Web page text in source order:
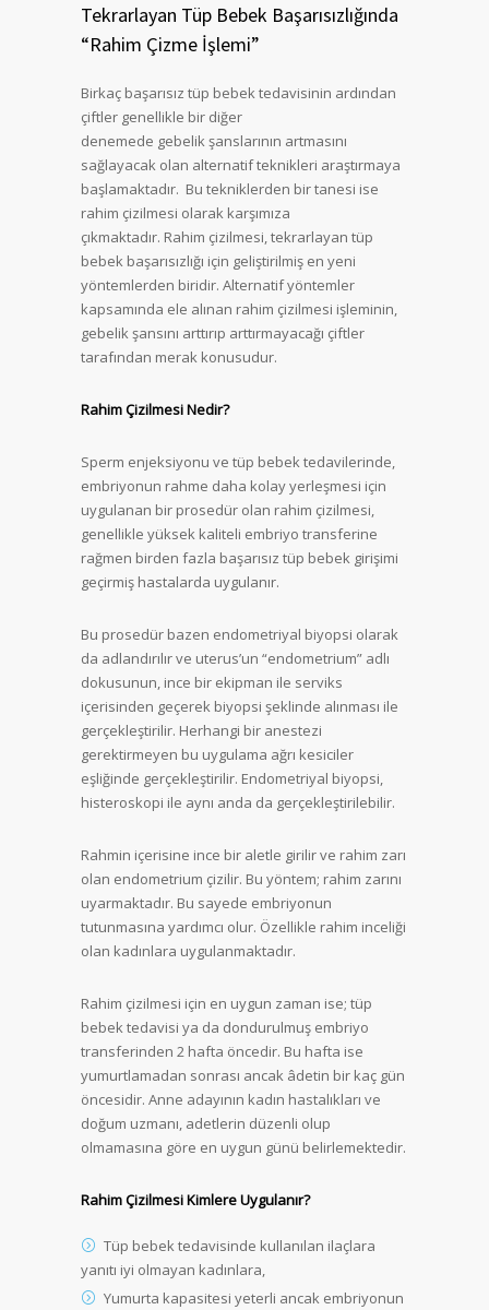
Tekrarlayan Tüp Bebek Başarısızlığında
“Rahim Çizme İşlemi”
Birkaç başarısız tüp bebek tedavisinin ardından
çiftler genellikle bir diğer
denemede gebelik şanslarının artmasını
sağlayacak olan alternatif teknikleri araştırmaya
başlamaktadır. Bu tekniklerden bir tanesi ise
rahim çizilmesi olarak karşımıza
çıkmaktadır. Rahim çizilmesi, tekrarlayan tüp
bebek başarısızlığı için geliştirilmiş en yeni
yöntemlerden biridir. Alternatif yöntemler
kapsamında ele alınan rahim çizilmesi işleminin,
gebelik şansını arttırıp arttırmayacağı çiftler
tarafından merak konusudur.
Rahim Çizilmesi Nedir?
Sperm enjeksiyonu ve tüp bebek tedavilerinde,
embriyonun rahme daha kolay yerleşmesi için
uygulanan bir prosedür olan rahim çizilmesi,
genellikle yüksek kaliteli embriyo transferine
rağmen birden fazla başarısız tüp bebek girişimi
geçirmiş hastalarda uygulanır.
Bu prosedür bazen endometriyal biyopsi olarak
da adlandırılır ve uterus’un “endometrium” adlı
dokusunun, ince bir ekipman ile serviks
içerisinden geçerek biyopsi şeklinde alınması ile
gerçekleştirilir. Herhangi bir anestezi
gerektirmeyen bu uygulama ağrı kesiciler
eşliğinde gerçekleştirilir. Endometriyal biyopsi,
histeroskopi ile aynı anda da gerçekleştirilebilir.
Rahmin içerisine ince bir aletle girilir ve rahim zarı
olan endometrium çizilir. Bu yöntem; rahim zarını
uyarmaktadır. Bu sayede embriyonun
tutunmasına yardımcı olur. Özellikle rahim inceliği
olan kadınlara uygulanmaktadır.
Rahim çizilmesi için en uygun zaman ise; tüp
bebek tedavisi ya da dondurulmuş embriyo
transferinden 2 hafta öncedir. Bu hafta ise
yumurtlamadan sonrası ancak âdetin bir kaç gün
öncesidir. Anne adayının kadın hastalıkları ve
doğum uzmanı, adetlerin düzenli olup
olmamasına göre en uygun günü belirlemektedir.
Rahim Çizilmesi Kimlere Uygulanır?
Tüp bebek tedavisinde kullanılan ilaçlara
yanıtı iyi olmayan kadınlara,
Yumurta kapasitesi yeterli ancak embriyonun